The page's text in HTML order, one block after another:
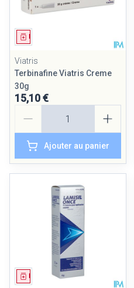
Viatris
Terbinafine Viatris Creme
30g
15,10 €
Ajouter au panier
Médicament